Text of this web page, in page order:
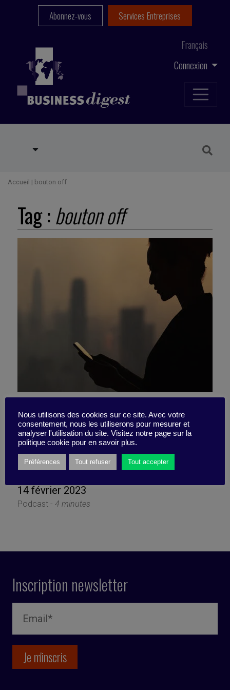
Connexion
Français
Abonnez-vous Services Entreprises
Accueil | bouton off
Tag :bouton off
Dix conseils pour reprendre
progressivement le contrôle
de son smartphone
14 février 2023
Podcast - 4 minutes
Inscription newsletter
Nous utilisons des cookies sur ce site. Avec votre
consentement, nous les utiliserons pour mesurer et
analyser l'utilisation du site. Visitez notre page sur la
politique cookie pour en savoir plus.
Préférences Tout refuser Tout accepter